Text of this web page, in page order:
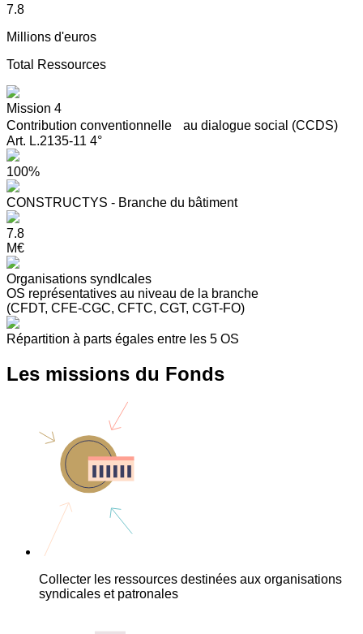
7.8
Millions d'euros
Total Ressources
Mission 4
Contribution conventionnelle au dialogue social (CCDS)
Art. L.2135-11 4°
100%
CONSTRUCTYS - Branche du bâtiment
7.8
M€
Organisations syndIcales
OS représentatives au niveau de la branche
(CFDT, CFE-CGC, CFTC, CGT, CGT-FO)
Répartition à parts égales entre les 5 OS
Les missions du Fonds
Collecter les ressources destinées aux organisations
syndicales et patronales